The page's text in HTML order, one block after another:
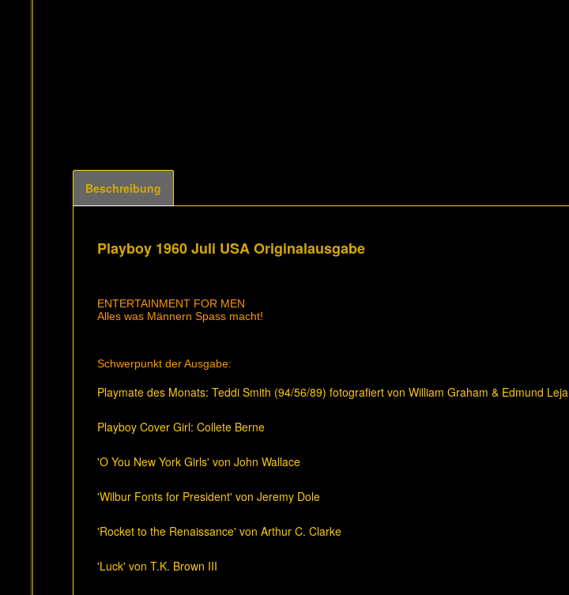
Beschreibung
Playboy 1960 Juli USA Originalausgabe
ENTERTAINMENT FOR MEN
Alles was Männern Spass macht!
Schwerpunkt der Ausgabe:
Playmate des Monats: Teddi Smith (94/56/89) fotografiert von William Graham & Edmund Leja
Playboy Cover Girl: Collete Berne
'O You New York Girls' von John Wallace
'Wilbur Fonts for President' von Jeremy Dole
'Rocket to the Renaissance' von Arthur C. Clarke
'Luck' von T.K. Brown III